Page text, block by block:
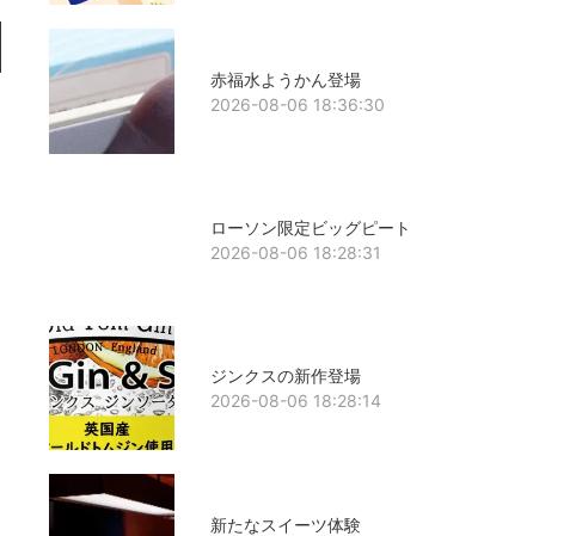
赤福水ようかん登場
2026-08-06 18:36:30
ローソン限定ビッグピート
2026-08-06 18:28:31
ジンクスの新作登場
2026-08-06 18:28:14
新たなスイーツ体験